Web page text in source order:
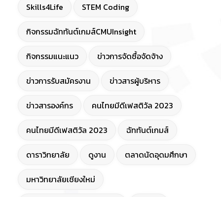
Skills4Life STEM Coding
กิจกรรมฉัททันต์เกมส์CMUInsight
กิจกรรมแนะแนว ข่าวการจัดซื้อจัดจ้าง
ข่าวการรับสมัครงาน ข่าวสารผู้บริหาร
ข่าวสารองค์กร คนไทยมีดีเฟสติวัล 2023
คนไทยมีดีเฟสติวัล 2023 ฉัททันต์เกมส์
ดาราวิทยาลัย ดูงาน ตลาดนัดอุดมศึกษา
มหาวิทยาลัยเชียงใหม่